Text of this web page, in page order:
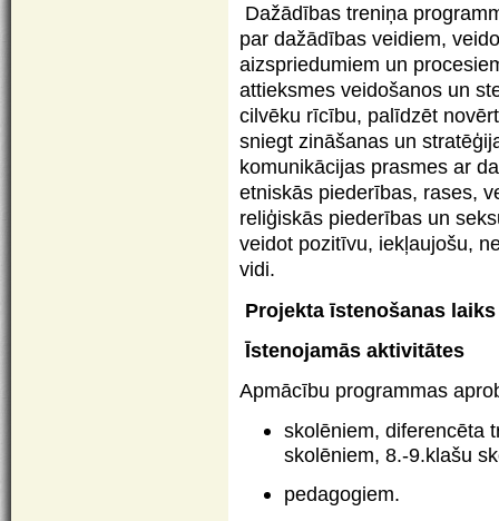
Dažādības treniņa
par dažādības veidiem,
aizspriedumiem un
attieksmes veidošanos un
cilvēku rīcību, palīdzēt
sniegt zināšanas un
komunikācijas prasmes ar
etniskās piederības, rases,
reliģiskās piederības un
veidot pozitīvu, iekļaujošu,
vidi.
Projekta īstenošanas
Īstenojamās aktivitātes
Apmācību programmas
skolēniem, diferencēta
skolēniem, 8.-9.klašu
pedagogiem.